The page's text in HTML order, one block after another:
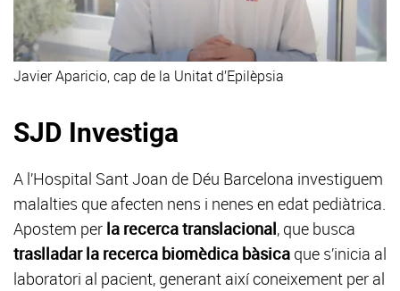
Javier Aparicio, cap de la Unitat d’Epilèpsia
SJD Investiga
A l’Hospital Sant Joan de Déu Barcelona investiguem
malalties que afecten nens i nenes en edat pediàtrica.
Apostem per la recerca translacional, que busca
traslladar la recerca biomèdica bàsica que s’inicia al
laboratori al pacient, generant així coneixement per al